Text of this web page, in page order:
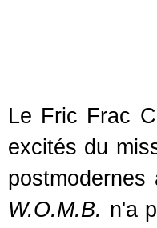
Le Fric Frac
excités du
W.O.M.B. n'a